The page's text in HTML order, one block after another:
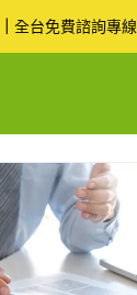
全台免費諮詢專線